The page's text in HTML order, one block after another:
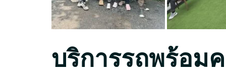
บริการรถพร้อม